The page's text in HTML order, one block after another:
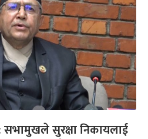
सभामुखले सुरक्षा निकायलाई